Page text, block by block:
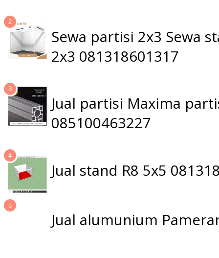
Sewa partisi 2x3 Sewa
2x3 081318601317
Jual partisi Maxima
085100463227
Jual stand R8 5x5
Jual alumunium